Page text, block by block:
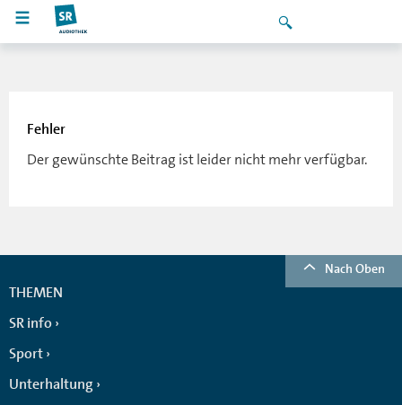
Fehler
Der gewünschte Beitrag ist leider nicht mehr verfügbar.
Nach Oben
THEMEN
SR info
Sport
Unterhaltung